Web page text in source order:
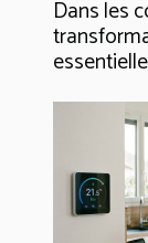
Dans les